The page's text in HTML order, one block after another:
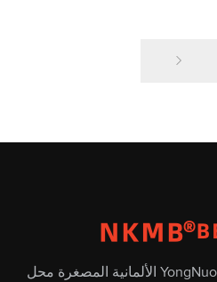
يمكن أن تحل محامل YongNuo Bearing الألمانية المصغرة محل